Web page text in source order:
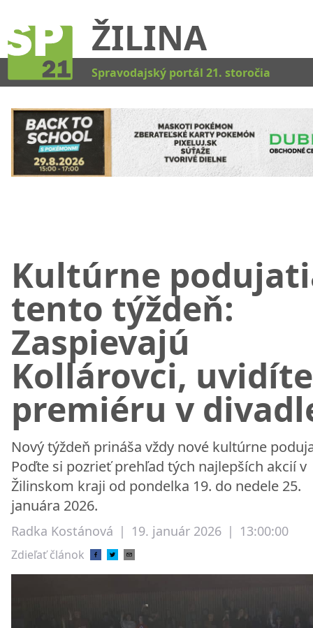
ŽILINA
Spravodajský portál 21. storočia
Kultúrne
tento týždeň:
Zaspievajú
Kollárovci, uvidíte
premiéru v
Nový týždeň prináša vždy nové kultúrne
Poďte si pozrieť prehľad tých najlepších akcií v
Žilinskom kraji od pondelka 19. do nedele 25.
januára 2026.
Radka Kostánová | 19. január 2026 | 13:00:00
Zdieľať článok